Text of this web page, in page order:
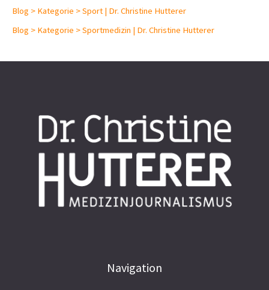
Blog > Kategorie > Sport | Dr. Christine Hutterer
Blog > Kategorie > Sportmedizin | Dr. Christine Hutterer
Navigation